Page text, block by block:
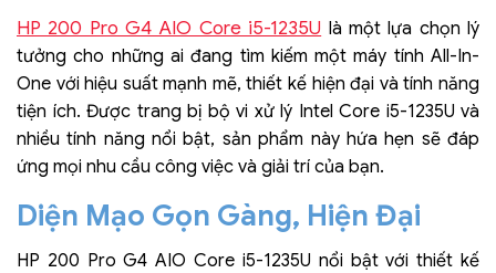
HP 200 Pro G4 AIO Core i5-1235U là một lựa chọn lý
tưởng cho những ai đang tìm kiếm một máy tính All-In-
One với hiệu suất mạnh mẽ, thiết kế hiện đại và tính năng
tiện ích. Được trang bị bộ vi xử lý Intel Core i5-1235U và
nhiều tính năng nổi bật, sản phẩm này hứa hẹn sẽ đáp
ứng mọi nhu cầu công việc và giải trí của bạn.
Diện Mạo Gọn Gàng, Hiện Đại
HP 200 Pro G4 AIO Core i5-1235U nổi bật với thiết kế